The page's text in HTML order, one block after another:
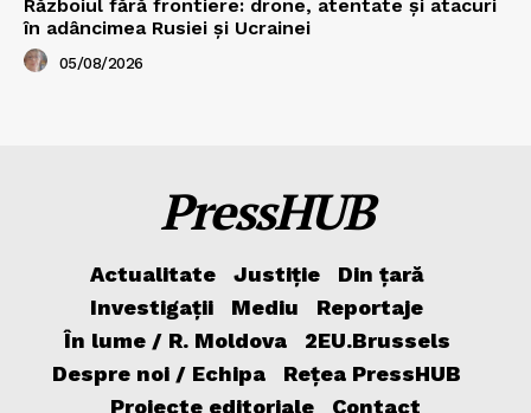
Războiul fără frontiere: drone, atentate și atacuri
în adâncimea Rusiei și Ucrainei
05/08/2026
PressHUB
Actualitate Justiție
Din țară
Investigații
Mediu
Reportaje
În lume / R. Moldova
2EU.Brussels
Despre noi / Echipa
Rețea PressHUB
Proiecte editoriale
Contact